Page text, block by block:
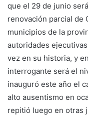
que el 29 de junio
renovación parcial de
municipios de la
autoridades
vez en su historia, y
interrogante será el
inauguró este año el
alto ausentismo en
repitió luego en otras